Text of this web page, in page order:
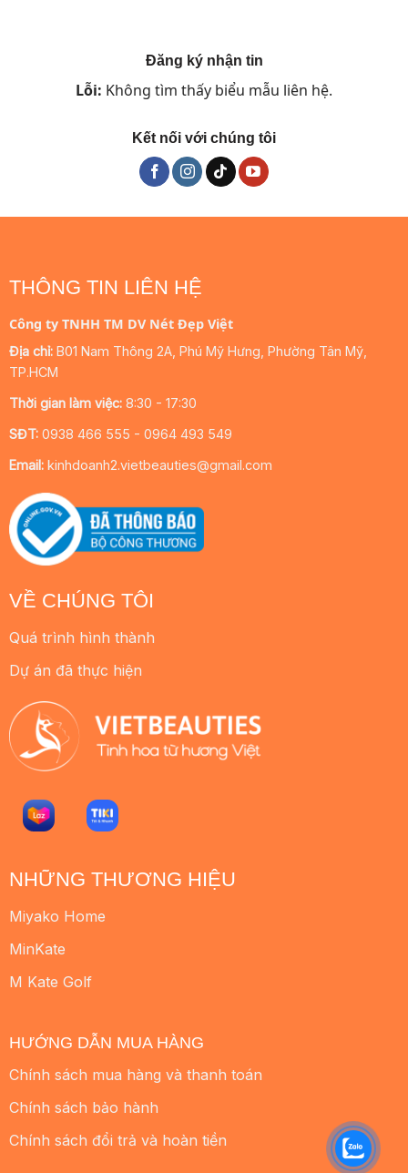
Đăng ký nhận tin
Lỗi: Không tìm thấy biểu mẫu liên hệ.
Kết nối với chúng tôi
VỀ CHÚNG TÔI
Quá trình hình thành
Dự án đã thực hiện
NHỮNG THƯƠNG HIỆU
Miyako Home
MinKate
M Kate Golf
HƯỚNG DẪN MUA HÀNG
Chính sách mua hàng và thanh toán
Chính sách bảo hành
Chính sách đổi trả và hoàn tiền
THÔNG TIN LIÊN HỆ
Công ty TNHH TM DV Nét Đẹp Việt
Địa chỉ: B01 Nam Thông 2A, Phú Mỹ Hưng, Phường Tân Mỹ,
TP.HCM
Thời gian làm việc:8:30 - 17:30
SĐT:0938 466 555 - 0964 493 549
Email:kinhdoanh2.vietbeauties@gmail.com